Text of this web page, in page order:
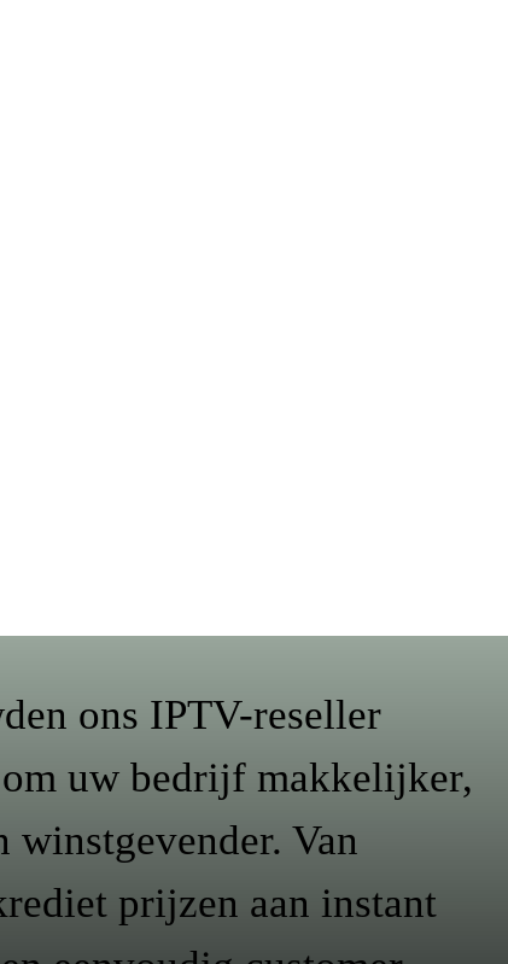
ons IPTV-reseller
uw bedrijf makkelijker,
winstgevender. Van
prijzen aan instant